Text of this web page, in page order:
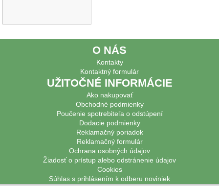
O NÁS
Kontakty
Kontaktný formulár
UŽITOČNÉ INFORMÁCIE
Ako nakupovať
Obchodné podmienky
Poučenie spotrebiteľa o odstúpení
Dodacie podmienky
Reklamačný poriadok
Reklamačný formulár
Ochrana osobných údajov
Žiadosť o prístup alebo odstránenie údajov
Cookies
Súhlas s prihlásením k odberu noviniek